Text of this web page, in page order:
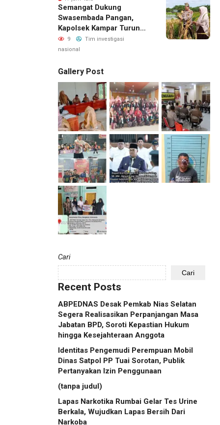
Semangat Dukung
Swasembada Pangan,
Kapolsek Kampar Turun
Langsung Panen Jagung
Di Sendayan
9
Tim investigasi
nasional
Gallery Post
Cari
Cari
Recent Posts
ABPEDNAS Desak Pemkab Nias Selatan
Segera Realisasikan Perpanjangan Masa
Jabatan BPD, Soroti Kepastian Hukum
hingga Kesejahteraan Anggota
Identitas Pengemudi Perempuan Mobil
Dinas Satpol PP Tuai Sorotan, Publik
Pertanyakan Izin Penggunaan
(tanpa judul)
Lapas Narkotika Rumbai Gelar Tes Urine
Berkala, Wujudkan Lapas Bersih Dari
Narkoba